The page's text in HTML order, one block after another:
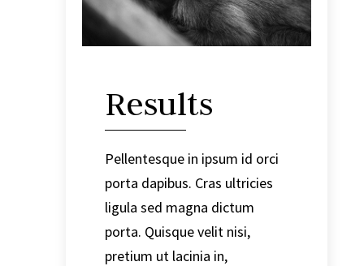
Results
Pellentesque in ipsum id orci
porta dapibus. Cras ultricies
ligula sed magna dictum
porta. Quisque velit nisi,
pretium ut lacinia in,